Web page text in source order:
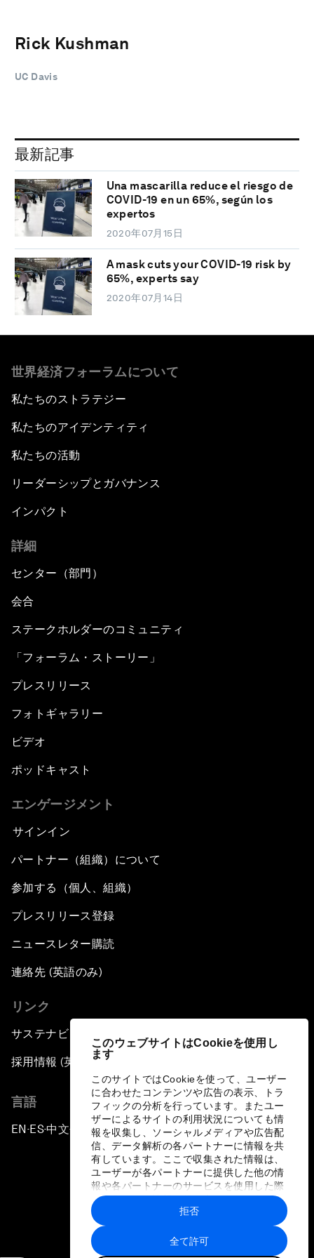
このウェブサイトはCookieを使用し
ます
このサイトではCookieを使って、ユーザー
に合わせたコンテンツや広告の表示、トラ
フィックの分析を行っています。またユー
ザーによるサイトの利用状況についても情
報を収集し、ソーシャルメディアや広告配
信、データ解析の各パートナーに情報を共
有しています。ここで収集された情報は、
ユーザーが各パートナーに提供した他の情
報や各パートナーのサービスを使用した際
に収集された情報と組み合わされ、各パー
トナーによって使用されることがありま
す。
全て許可
拒否
Rick Kushman
UC Davis
最新記事
Una mascarilla reduce el riesgo de
COVID-19 en un 65%, según los
expertos
2020年07月15日
A mask cuts your COVID-19 risk by
65%, experts say
2020年07月14日
世界経済フォーラムについて
私たちのストラテジー
私たちのアイデンティティ
私たちの活動
リーダーシップとガバナンス
インパクト
詳細
センター（部門）
会合
ステークホルダーのコミュニティ
「フォーラム・ストーリー」
プレスリリース
フォトギャラリー
ビデオ
ポッドキャスト
エンゲージメント
サインイン
パートナー（組織）について
参加する（個人、組織）
プレスリリース登録
ニュースレター購読
連絡先 (英語のみ)
リンク
サステナビリティへの取り組み
採用情報 (英語のみ)
言語
EN ▪ES▪中文▪ 日本語
プライバシーポリシーと利用規約
サイトマップ